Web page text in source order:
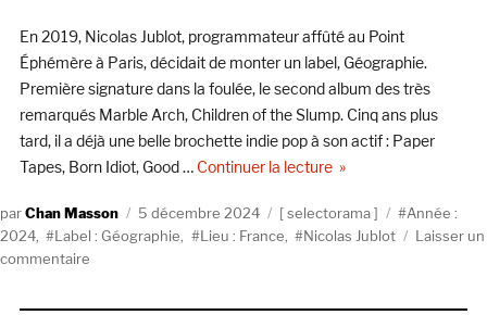
Time,
The
Recordings
(Esoteric
Recordings)
En 2019, Nicolas Jublot, programmateur affûté au Point
Éphémère à Paris, décidait de monter un label, Géographie.
Première signature dans la foulée, le second album des très
remarqués Marble Arch, Children of the Slump. Cinq ans plus
tard, il a déjà une belle brochette indie pop à son actif : Paper
Tapes, Born Idiot, Good … Continuer la lecturede « Selectorama :
AuteurChan Masson
Publié
le
5 décembre 2024 Catégories
selectorama Étiquettes
Année :
2024
Label : Géographie Lieu : France Nicolas Jublot
Laisser un
commentaire